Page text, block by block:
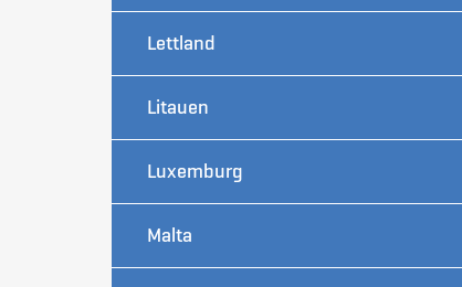
Lettland
Litauen
Luxemburg
Malta